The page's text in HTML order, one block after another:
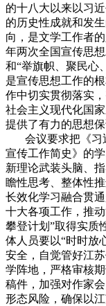
的十八大以来以习
的历史性成就和发
向，是文学工作者
年两次全国宣传思
和“举旗帜、聚民心
是宣传思想工作的
作中切实贯彻落实
社会主义现代化国
提供了有力的思想
会议要求把《习
宣传工作简史》的
新理论武装头脑、
瞻性思考、整体性
长效化学习融合贯
十大各项工作，推
攀登计划”取得实质
体人员要以“时时放
安全，自觉管好江
学阵地，严格审核
稿件，加强对作家
形态风险，确保以